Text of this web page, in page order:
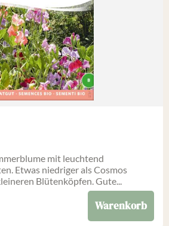
mit leuchtend
Etwas niedriger als Cosmos
Blütenköpfen. Gute...
Warenkorb